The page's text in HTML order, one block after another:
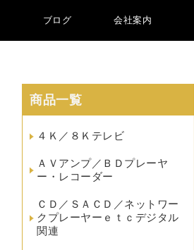
ブログ 会社案内
商品一覧
４Ｋ／８Ｋテレビ
ＡＶアンプ／ＢＤプレーヤ
ー・レコーダー
ＣＤ／ＳＡＣＤ／ネットワー
クプレーヤーｅｔｃデジタル
関連